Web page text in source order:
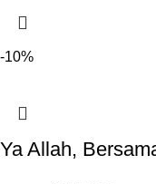
-10%
Ya Allah,